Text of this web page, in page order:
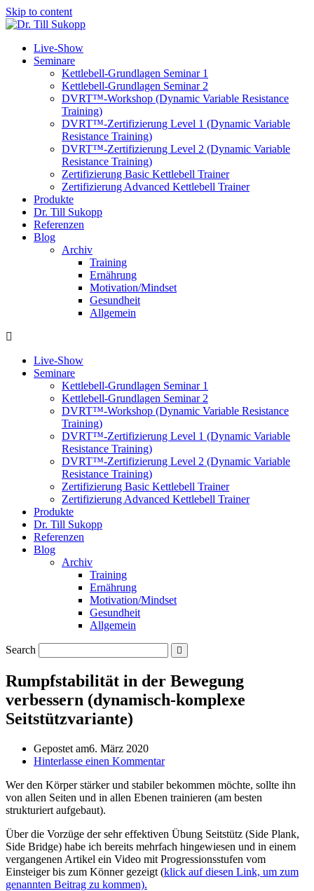
Skip to content
Live-Show
Seminare
Kettlebell-Grundlagen Seminar 1
Kettlebell-Grundlagen Seminar 2
DVRT™-Workshop (Dynamic Variable Resistance
Training)
DVRT™-Zertifizierung Level 1 (Dynamic Variable
Resistance Training)
DVRT™-Zertifizierung Level 2 (Dynamic Variable
Resistance Training)
Zertifizierung Basic Kettlebell Trainer
Zertifizierung Advanced Kettlebell Trainer
Produkte
Dr. Till Sukopp
Referenzen
Blog
Archiv
Training
Ernährung
Motivation/Mindset
Gesundheit
Allgemein
Live-Show
Seminare
Kettlebell-Grundlagen Seminar 1
Kettlebell-Grundlagen Seminar 2
DVRT™-Workshop (Dynamic Variable Resistance
Training)
DVRT™-Zertifizierung Level 1 (Dynamic Variable
Resistance Training)
DVRT™-Zertifizierung Level 2 (Dynamic Variable
Resistance Training)
Zertifizierung Basic Kettlebell Trainer
Zertifizierung Advanced Kettlebell Trainer
Produkte
Dr. Till Sukopp
Referenzen
Blog
Archiv
Training
Ernährung
Motivation/Mindset
Gesundheit
Allgemein
Search
Rumpfstabilität in der Bewegung
verbessern (dynamisch-komplexe
Seitstützvariante)
Gepostet am6. März 2020
Hinterlasse einen Kommentar
Wer den Körper stärker und stabiler bekommen möchte, sollte ihn
von allen Seiten und in allen Ebenen trainieren (am besten
strukturiert aufgebaut).
Über die Vorzüge der sehr effektiven Übung Seitstütz (Side Plank,
Side Bridge) habe ich bereits mehrfach hingewiesen und in einem
vergangenen Artikel ein Video mit Progressionsstufen vom
Einsteiger bis zum Könner gezeigt (klick auf diesen Link, um zum
genannten Beitrag zu kommen).